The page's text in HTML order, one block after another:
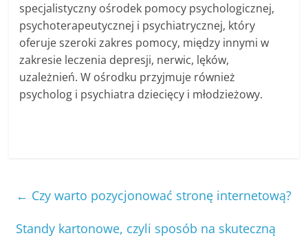
specjalistyczny ośrodek pomocy psychologicznej,
psychoterapeutycznej i psychiatrycznej, który
oferuje szeroki zakres pomocy, między innymi w
zakresie leczenia depresji, nerwic, lęków,
uzależnień. W ośrodku przyjmuje również
psycholog i psychiatra dziecięcy i młodzieżowy.
← Czy warto pozycjonować stronę internetową?
Standy kartonowe, czyli sposób na skuteczną